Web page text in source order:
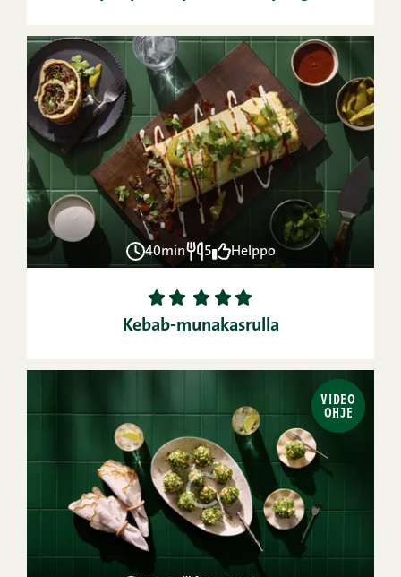
40min 5 Helppo
1 2 3 4
5
Kebab-munakasrulla
VIDEO
OHJE